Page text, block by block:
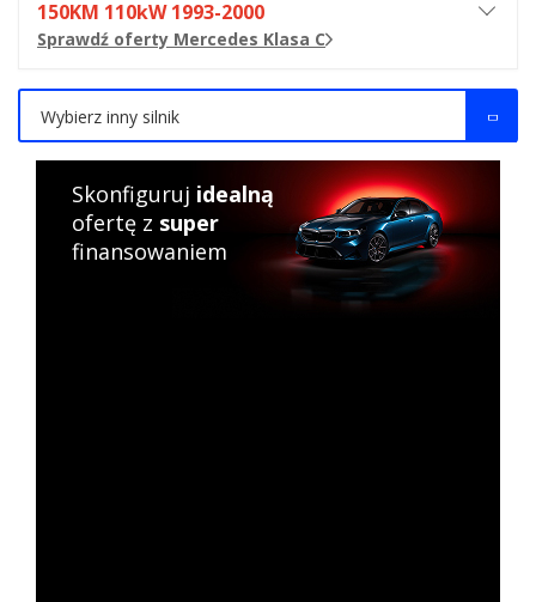
150KM 110kW 1993-2000
Sprawdź oferty Mercedes Klasa C
Wybierz inny silnik
Skonfiguruj idealną
ofertę z super
finansowaniem